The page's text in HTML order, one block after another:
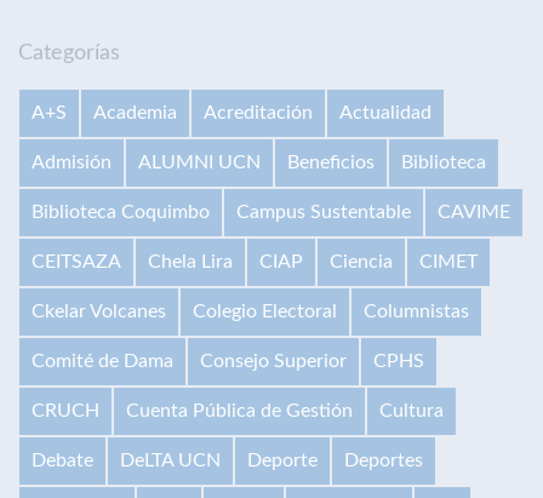
Categorías
A+S Academia Acreditación Actualidad
Admisión ALUMNI UCN Beneficios Biblioteca
Biblioteca Coquimbo Campus Sustentable CAVIME
CEITSAZA Chela Lira CIAP Ciencia CIMET
Ckelar Volcanes Colegio Electoral Columnistas
Comité de Dama Consejo Superior CPHS
CRUCH Cuenta Pública de Gestión Cultura
Debate DeLTA UCN Deporte Deportes